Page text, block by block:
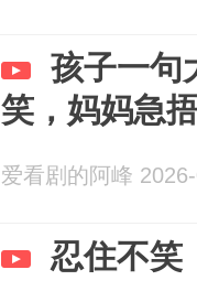
孩子一句
笑，妈妈急
爱看剧的阿峰
忍住不笑